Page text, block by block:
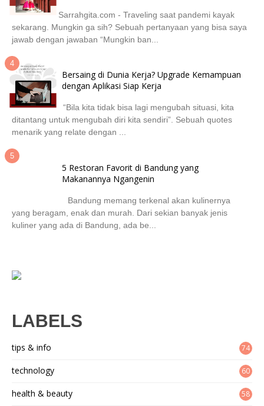
Sarrahgita.com - Traveling saat pandemi kayak
sekarang. Mungkin ga sih? Sebuah pertanyaan yang bisa saya
jawab dengan jawaban “Mungkin ban...
Bersaing di Dunia Kerja? Upgrade Kemampuan
dengan Aplikasi Siap Kerja
“Bila kita tidak bisa lagi mengubah situasi, kita
ditantang untuk mengubah diri kita sendiri”. Sebuah quotes
menarik yang relate dengan ...
5 Restoran Favorit di Bandung yang
Makanannya Ngangenin
Bandung memang terkenal akan kulinernya
yang beragam, enak dan murah. Dari sekian banyak jenis
kuliner yang ada di Bandung, ada be...
LABELS
tips & info 74
technology 60
health & beauty 58